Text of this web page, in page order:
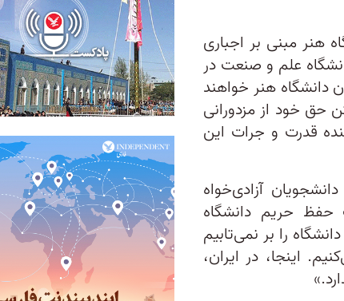
هنر مبنی بر اجباری
دانشگاه علم و صنعت در
دانشگاه هنر خواهند
حق خود از مزدورانی
قدرت و جرات این
آزادی‌خواه
حفظ حریم دانشگاه
را بر نمی‌تابیم
اینجا، در ایران،